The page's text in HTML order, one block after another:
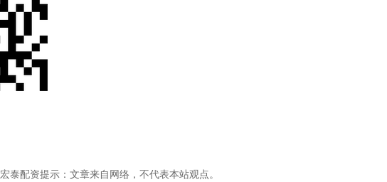
宏泰配资提示：文章来自网络，不代表本站观点。